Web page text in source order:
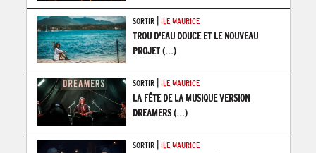
SORTIR| ILE MAURICE
TROU D'EAU DOUCE ET LE NOUVEAU
PROJET(...)
SORTIR| ILE MAURICE
LA FÊTE DE LA MUSIQUE VERSION
DREAMERS(...)
SORTIR| ILE MAURICE